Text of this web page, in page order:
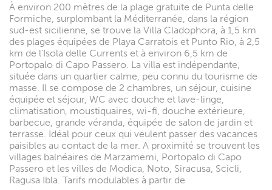
À environ 200 mètres de la plage gratuite de Punta delle
Formiche, surplombant la Méditerranée, dans la région
sud-est sicilienne, se trouve la Villa Cladophora, à 1,5 km
des plages équipées de Playa Carratois et Punto Rio, à 2,5
km de l'Isola delle Currents et à environ 6,5 km de
Portopalo di Capo Passero. La villa est indépendante,
située dans un quartier calme, peu connu du tourisme de
masse. Il se compose de 2 chambres, un séjour, cuisine
équipée et séjour, WC avec douche et lave-linge,
climatisation, moustiquaires, wi-fi, douche extérieure,
barbecue, grande véranda, équipée de salon de jardin et
terrasse. Idéal pour ceux qui veulent passer des vacances
paisibles au contact de la mer. A proximité se trouvent les
villages balnéaires de Marzamemi, Portopalo di Capo
Passero et les villes de Modica, Noto, Siracusa, Scicli,
Ragusa Ibla. Tarifs modulables à partir de